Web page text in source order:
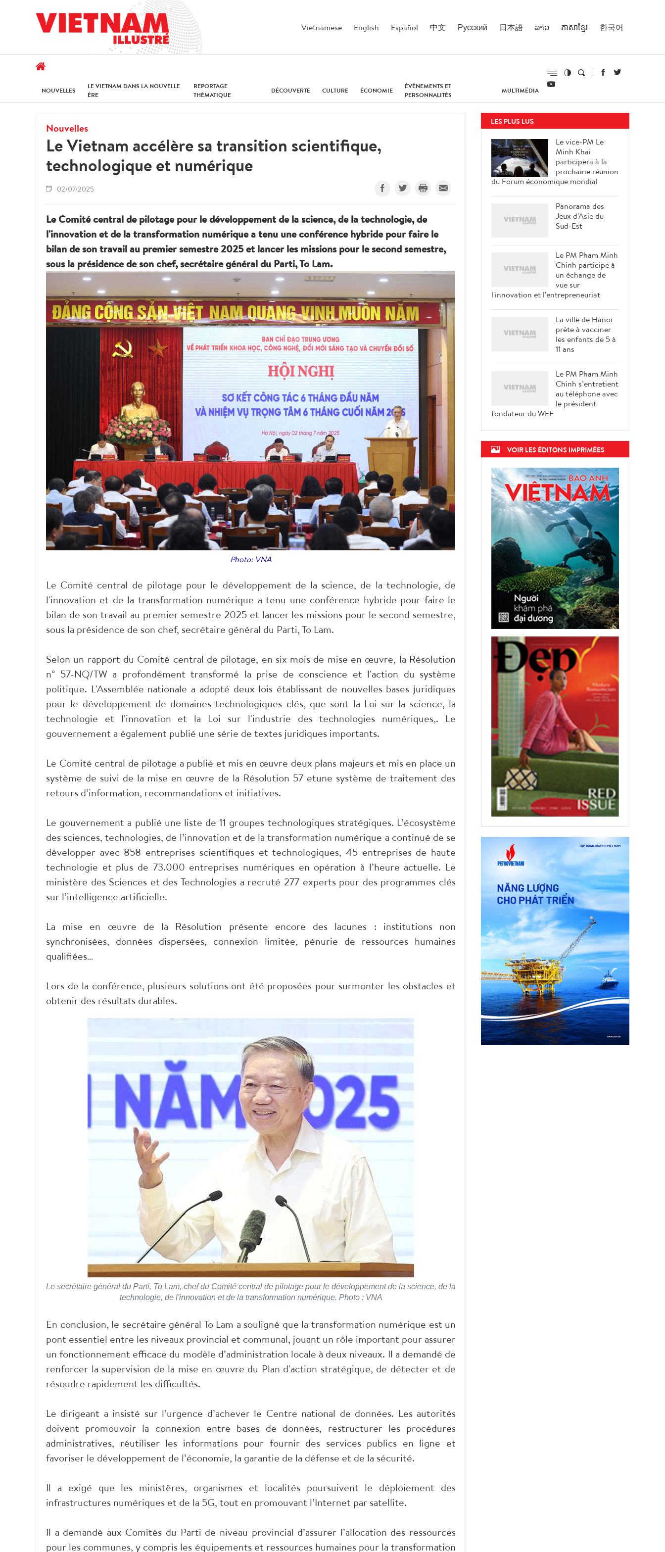
Vietnamese English Español 中文 Русский 日本語 ລາວ ភាសាខ្មែរ 한국어
NOUVELLES
LE VIETNAM DANS LA NOUVELLE
ÈRE
REPORTAGE
THÉMATIQUE
DÉCOUVERTE CULTURE ÉCONOMIE
ÉVÉNEMENTS ET
PERSONNALITÉS
MULTIMÉDIA
Nouvelles
Le Vietnam accélère sa transition scientifique,
technologique et numérique
02/07/2025
Le Comité central de pilotage pour le développement de la science, de la technologie, de
l'innovation et de la transformation numérique a tenu une conférence hybride pour faire le
bilan de son travail au premier semestre 2025 et lancer les missions pour le second semestre,
sous la présidence de son chef, secrétaire général du Parti, To Lam.
Photo: VNA
Le Comité central de pilotage pour le développement de la science, de la technologie, de
l'innovation et de la transformation numérique a tenu une conférence hybride pour faire le
bilan de son travail au premier semestre 2025 et lancer les missions pour le second semestre,
sous la présidence de son chef, secrétaire général du Parti, To Lam.
Selon un rapport du Comité central de pilotage, en six mois de mise en œuvre, la Résolution
n° 57-NQ/TW a profondément transformé la prise de conscience et l'action du système
politique. L'Assemblée nationale a adopté deux lois établissant de nouvelles bases juridiques
pour le développement de domaines technologiques clés, que sont la Loi sur la science, la
technologie et l'innovation et la Loi sur l'industrie des technologies numériques,. Le
gouvernement a également publié une série de textes juridiques importants.
Le Comité central de pilotage a publié et mis en œuvre deux plans majeurs et mis en place un
système de suivi de la mise en œuvre de la Résolution 57 etune système de traitement des
retours d’information, recommandations et initiatives.
Le gouvernement a publié une liste de 11 groupes technologiques stratégiques. L’écosystème
des sciences, technologies, de l’innovation et de la transformation numérique a continué de se
développer avec 858 entreprises scientifiques et technologiques, 45 entreprises de haute
technologie et plus de 73.000 entreprises numériques en opération à l’heure actuelle. Le
ministère des Sciences et des Technologies a recruté 277 experts pour des programmes clés
sur l’intelligence artificielle.
La mise en œuvre de la Résolution présente encore des lacunes : institutions non
synchronisées, données dispersées, connexion limitée, pénurie de ressources humaines
qualifiées…
Lors de la conférence, plusieurs solutions ont été proposées pour surmonter les obstacles et
obtenir des résultats durables.
Le secrétaire général du Parti, To Lam, chef du Comité central de pilotage pour le développement de la science, de la
technologie, de l'innovation et de la transformation numérique. Photo : VNA
En conclusion, le secrétaire général To Lam a souligné que la transformation numérique est un
pont essentiel entre les niveaux provincial et communal, jouant un rôle important pour assurer
un fonctionnement efficace du modèle d’administration locale à deux niveaux. Il a demandé de
renforcer la supervision de la mise en œuvre du Plan d'action stratégique, de détecter et de
résoudre rapidement les difficultés.
Le dirigeant a insisté sur l’urgence d’achever le Centre national de données. Les autorités
doivent promouvoir la connexion entre bases de données, restructurer les procédures
administratives, réutiliser les informations pour fournir des services publics en ligne et
favoriser le développement de l’économie, la garantie de la défense et de la sécurité.
Il a exigé que les ministères, organismes et localités poursuivent le déploiement des
infrastructures numériques et de la 5G, tout en promouvant l’Internet par satellite.
Il a demandé aux Comités du Parti de niveau provincial d’assurer l’allocation des ressources
pour les communes, y compris les équipements et ressources humaines pour la transformation
LES PLUS LUS
Le vice-PM Le
Minh Khai
participera à la
prochaine réunion
du Forum économique mondial
Panorama des
Jeux d'Asie du
Sud-Est
Le PM Pham Minh
Chinh participe à
un échange de
vue sur
l'innovation et l'entrepreneuriat
La ville de Hanoi
prête à vacciner
les enfants de 5 à
11 ans
Le PM Pham Minh
Chinh s’entretient
au téléphone avec
le président
fondateur du WEF
VOIR LES ÉDITONS IMPRIMÉES